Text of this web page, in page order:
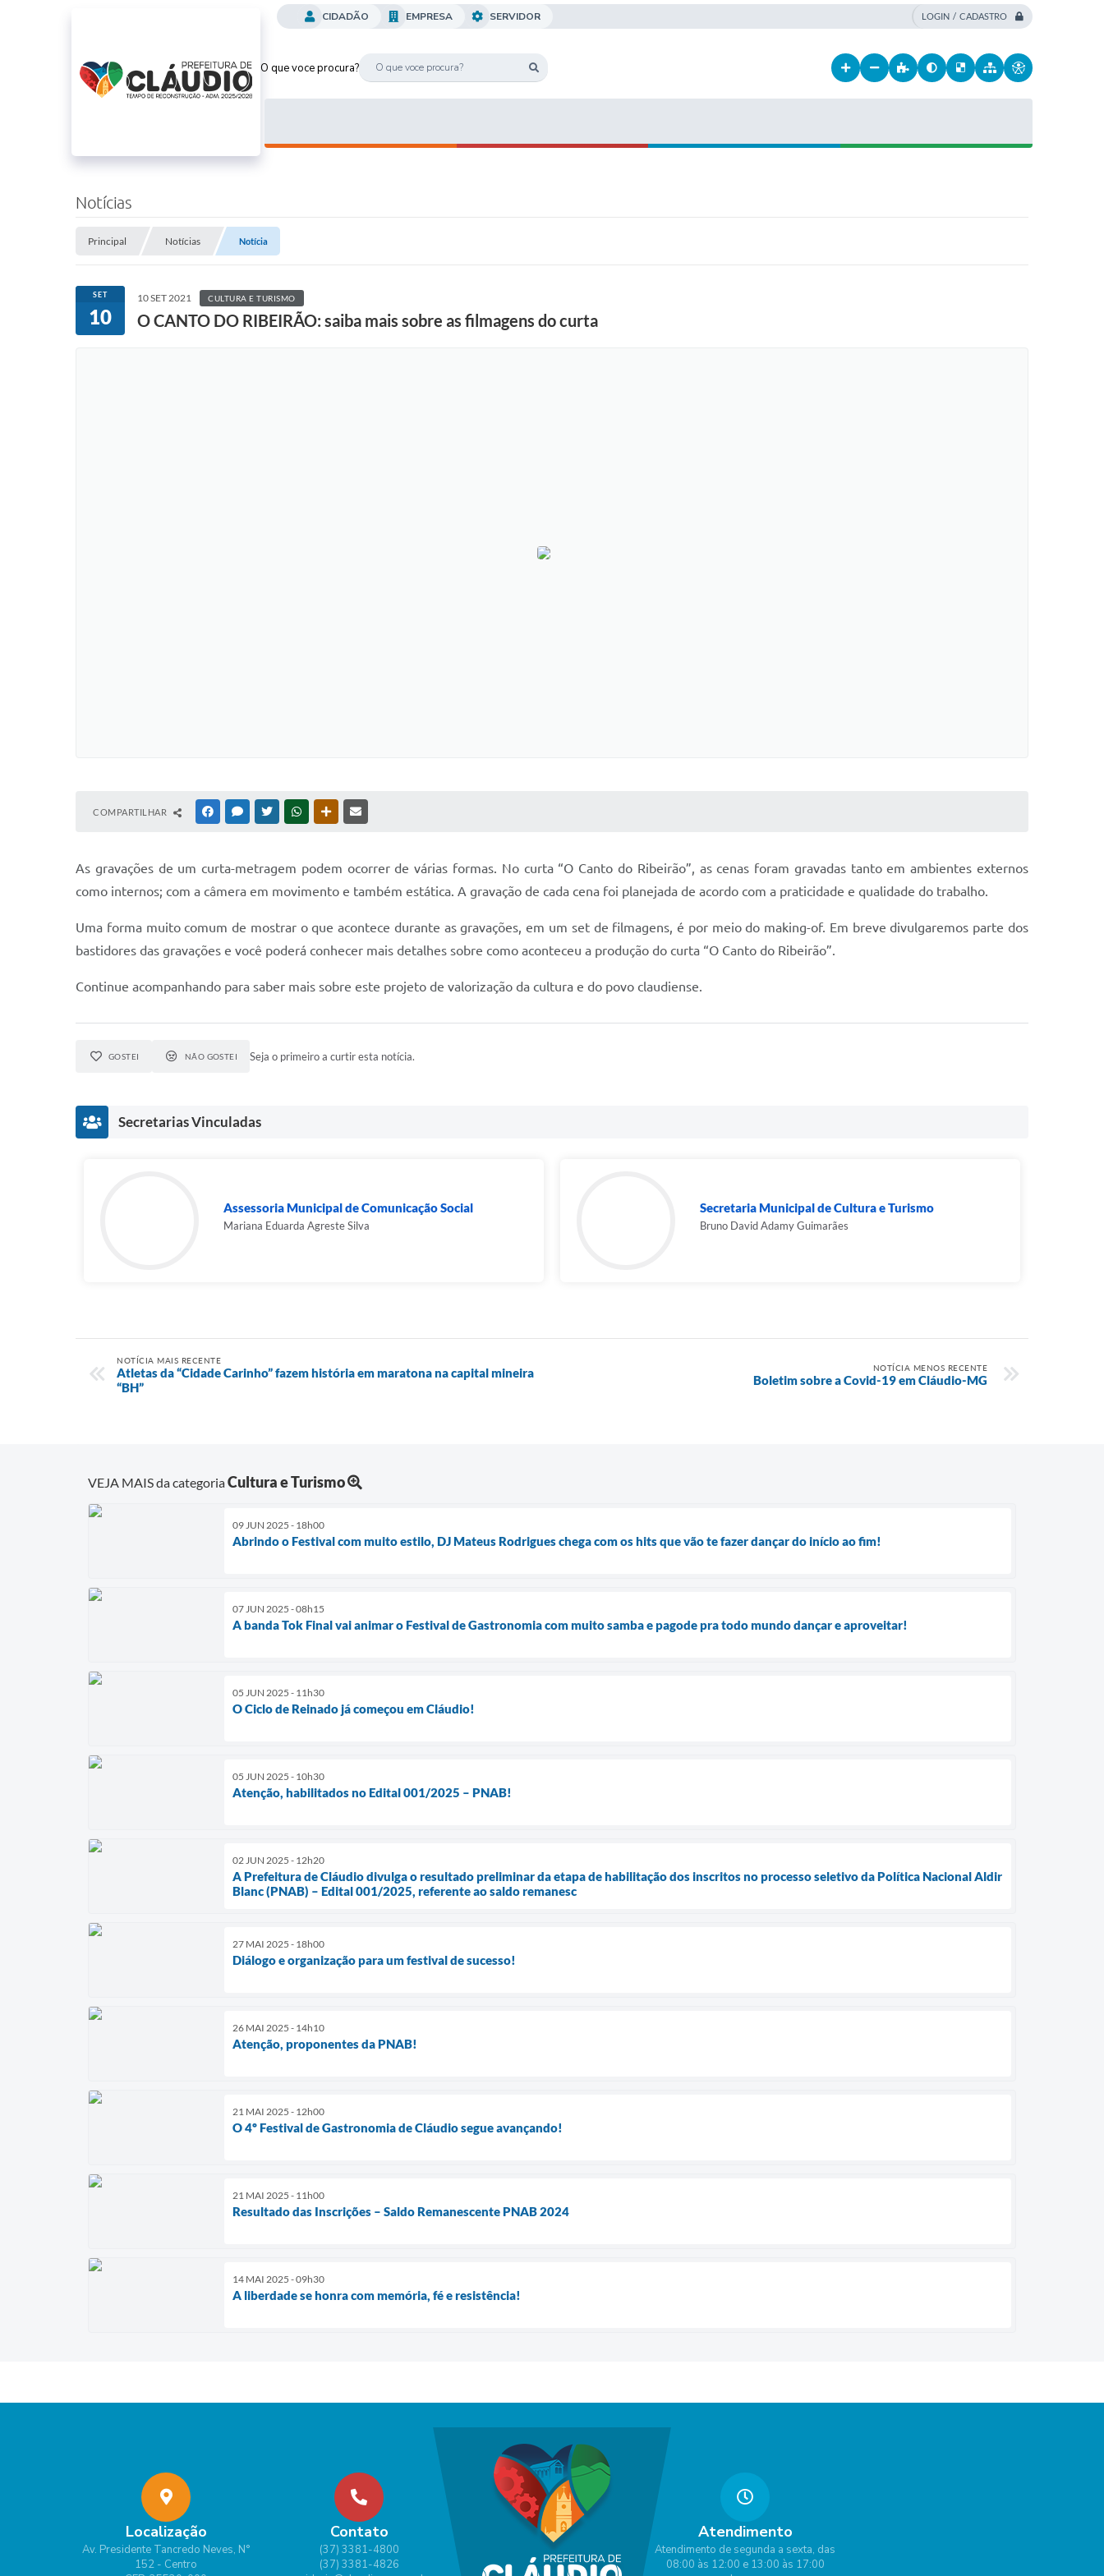
LOGIN / CADASTRO
O que voce procura?
CIDADÃO EMPRESA SERVIDOR
Notícias
Principal Notícias Notícia
SET
10
10 SET 2021 CULTURA E TURISMO
O CANTO DO RIBEIRÃO: saiba mais sobre as filmagens do curta
COMPARTILHAR FACEBOOKMESSENGER
TWITTERWHATSAPPOUTRAS MÍDIAS
As gravações de um curta-metragem podem ocorrer de várias formas. No curta “O Canto do Ribeirão”, as cenas foram gravadas tanto em ambientes externos
como internos; com a câmera em movimento e também estática. A gravação de cada cena foi planejada de acordo com a praticidade e qualidade do trabalho.
Uma forma muito comum de mostrar o que acontece durante as gravações, em um set de filmagens, é por meio do making-of. Em breve divulgaremos parte dos
bastidores das gravações e você poderá conhecer mais detalhes sobre como aconteceu a produção do curta “O Canto do Ribeirão”.
Continue acompanhando para saber mais sobre este projeto de valorização da cultura e do povo claudiense.
GOSTEI NÃO GOSTEI Seja o primeiro a curtir esta notícia.
Secretarias Vinculadas
Assessoria Municipal de Comunicação Social
Mariana Eduarda Agreste Silva
Secretaria Municipal de Cultura e Turismo
Bruno David Adamy Guimarães
NOTÍCIA MAIS RECENTE
Atletas da “Cidade Carinho” fazem história em maratona na capital mineira
“BH”
NOTÍCIA MENOS RECENTE
Boletim sobre a Covid-19 em Cláudio-MG
VEJA MAIS da categoriaCultura e Turismo
09 JUN 2025 - 18h00
Abrindo o Festival com muito estilo, DJ Mateus Rodrigues chega com os hits que vão te fazer dançar do início ao fim!
07 JUN 2025 - 08h15
A banda Tok Final vai animar o Festival de Gastronomia com muito samba e pagode pra todo mundo dançar e aproveitar!
05 JUN 2025 - 11h30
O Ciclo de Reinado já começou em Cláudio!
05 JUN 2025 - 10h30
Atenção, habilitados no Edital 001/2025 – PNAB!
02 JUN 2025 - 12h20
A Prefeitura de Cláudio divulga o resultado preliminar da etapa de habilitação dos inscritos no processo seletivo da Política Nacional Aldir
Blanc (PNAB) – Edital 001/2025, referente ao saldo remanesc
27 MAI 2025 - 18h00
Diálogo e organização para um festival de sucesso!
26 MAI 2025 - 14h10
Atenção, proponentes da PNAB!
21 MAI 2025 - 12h00
O 4º Festival de Gastronomia de Cláudio segue avançando!
21 MAI 2025 - 11h00
Resultado das Inscrições – Saldo Remanescente PNAB 2024
14 MAI 2025 - 09h30
A liberdade se honra com memória, fé e resistência!
Localização
Av. Presidente Tancredo Neves, N°
152 - Centro
Contato
(37) 3381-4800
(37) 3381-4826
Atendimento
Atendimento de segunda a sexta, das
08:00 às 12:00 e 13:00 às 17:00